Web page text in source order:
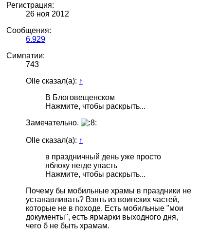
Регистрация:
26 ноя 2012
Сообщения:
6.929
Симпатии:
743
Olle сказал(а): ↑
В Блоговещенском
Нажмите, чтобы раскрыть...
Замечательно.
Olle сказал(а): ↑
в праздничный день уже просто
яблоку негде упасть
Нажмите, чтобы раскрыть...
Почему бы мобильные храмы в праздники не
устанавливать? Взять из воинских частей,
которые не в походе. Есть мобильные "мои
документы", есть ярмарки выходного дня,
чего б не быть храмам.